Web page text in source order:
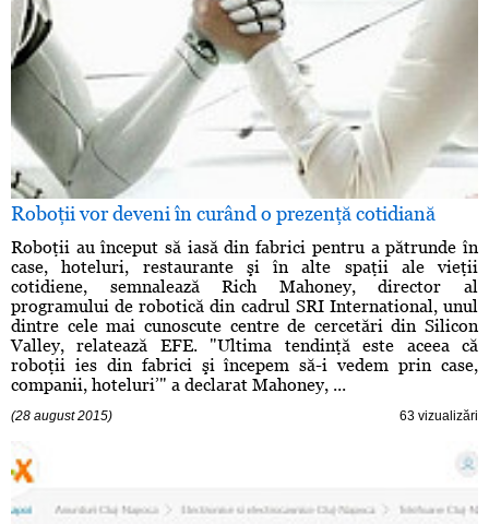
Roboţii vor deveni în curând o prezenţă cotidiană
Roboţii au început să iasă din fabrici pentru a pătrunde în
case, hoteluri, restaurante şi în alte spaţii ale vieţii
cotidiene, semnalează Rich Mahoney, director al
programului de robotică din cadrul SRI International, unul
dintre cele mai cunoscute centre de cercetări din Silicon
Valley, relatează EFE. "Ultima tendinţă este aceea că
roboţii ies din fabrici şi începem să-i vedem prin case,
companii, hoteluri’" a declarat Mahoney, ...
(28 august 2015) 63 vizualizări